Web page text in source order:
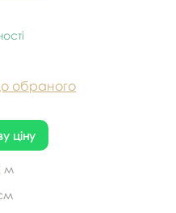
обраного
ціну
м